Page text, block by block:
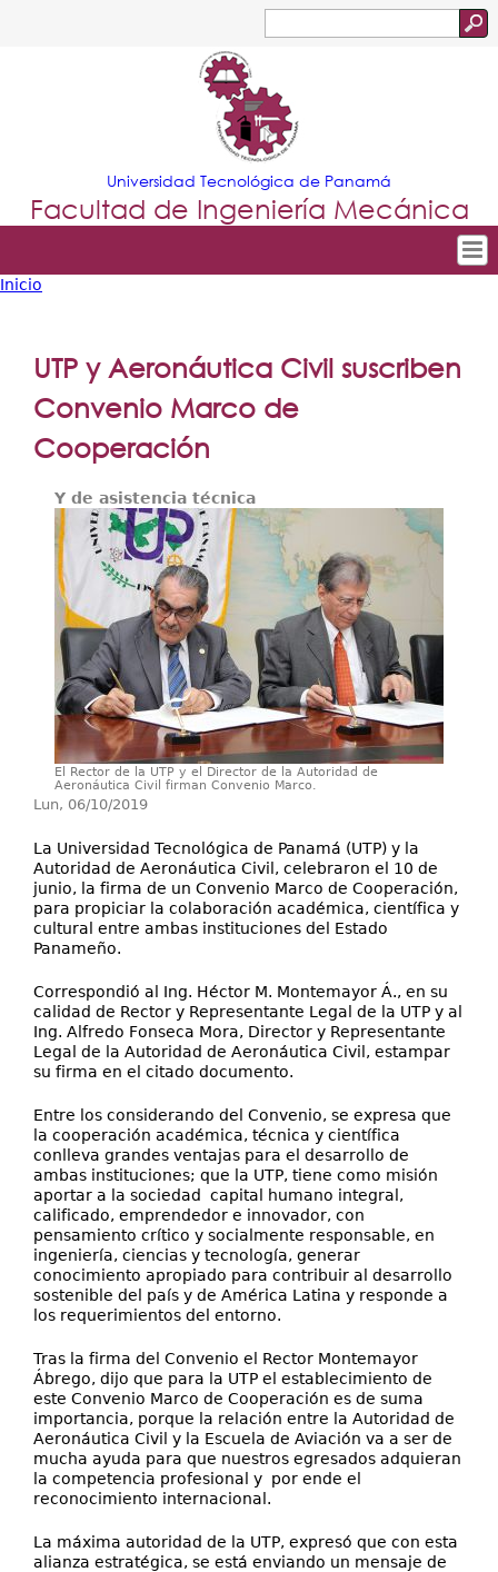
Jump to navigation
de
búsqueda
Universidad Tecnológica de Panamá
Facultad de Ingeniería Mecánica
Tropical
Principal
Departamentos
Oferta Académica
Escuela Aviación
Secretarías
Investigación+D+i
Servicios
está
aquí
Inicio
UTP y Aeronáutica Civil suscriben
Convenio Marco de
Cooperación
Y de asistencia técnica
El Rector de la UTP y el Director de la Autoridad de
Aeronáutica Civil firman Convenio Marco.
Lun, 06/10/2019
La Universidad Tecnológica de Panamá (UTP) y la
Autoridad de Aeronáutica Civil, celebraron el 10 de
junio, la firma de un Convenio Marco de Cooperación,
para propiciar la colaboración académica, científica y
cultural entre ambas instituciones del Estado
Panameño.
Correspondió al Ing. Héctor M. Montemayor Á., en su
calidad de Rector y Representante Legal de la UTP y al
Ing. Alfredo Fonseca Mora, Director y Representante
Legal de la Autoridad de Aeronáutica Civil, estampar
su firma en el citado documento.
Entre los considerando del Convenio, se expresa que
la cooperación académica, técnica y científica
conlleva grandes ventajas para el desarrollo de
ambas instituciones; que la UTP, tiene como misión
aportar a la sociedad capital humano integral,
calificado, emprendedor e innovador, con
pensamiento crítico y socialmente responsable, en
ingeniería, ciencias y tecnología, generar
conocimiento apropiado para contribuir al desarrollo
sostenible del país y de América Latina y responde a
los requerimientos del entorno.
Tras la firma del Convenio el Rector Montemayor
Ábrego, dijo que para la UTP el establecimiento de
este Convenio Marco de Cooperación es de suma
importancia, porque la relación entre la Autoridad de
Aeronáutica Civil y la Escuela de Aviación va a ser de
mucha ayuda para que nuestros egresados adquieran
la competencia profesional y por ende el
reconocimiento internacional.
La máxima autoridad de la UTP, expresó que con esta
alianza estratégica, se está enviando un mensaje de